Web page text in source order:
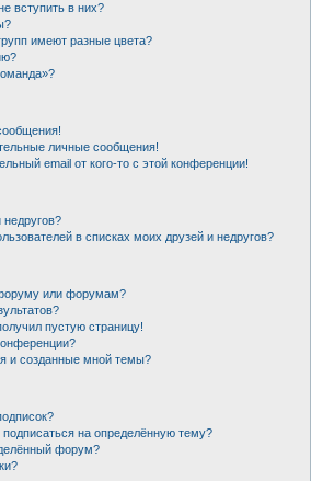
вступить в них?
имеют разные цвета?
личные сообщения!
email от кого-то с этой конференции!
недругов?
в списках моих друзей и недругов?
или форумам?
пустую страницу!
и созданные мной темы?
подписаться на определённую тему?
форум?